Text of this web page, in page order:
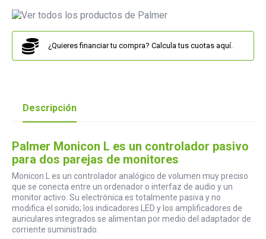
¿Quieres financiar tu compra? Calcula tus cuotas aquí.
Descripción
Palmer Monicon L es un controlador pasivo
para dos parejas de monitores
Monicon L es un controlador analógico de volumen muy preciso
que se conecta entre un ordenador o interfaz de audio y un
monitor activo. Su electrónica es totalmente pasiva y no
modifica el sonido; los indicadores LED y los amplificadores de
auriculares integrados se alimentan por medio del adaptador de
corriente suministrado.